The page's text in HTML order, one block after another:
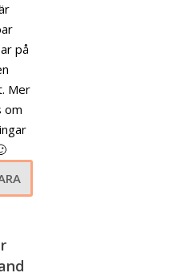
på
Mer
om